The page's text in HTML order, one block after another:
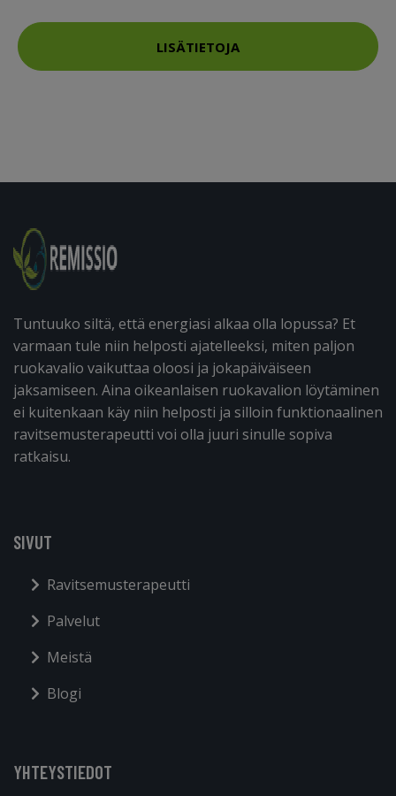
LISÄTIETOJA
Tuntuuko siltä, että energiasi alkaa olla lopussa? Et
varmaan tule niin helposti ajatelleeksi, miten paljon
ruokavalio vaikuttaa oloosi ja jokapäiväiseen
jaksamiseen. Aina oikeanlaisen ruokavalion löytäminen
ei kuitenkaan käy niin helposti ja silloin funktionaalinen
ravitsemusterapeutti voi olla juuri sinulle sopiva
ratkaisu.
SIVUT
Ravitsemusterapeutti
Palvelut
Meistä
Blogi
YHTEYSTIEDOT